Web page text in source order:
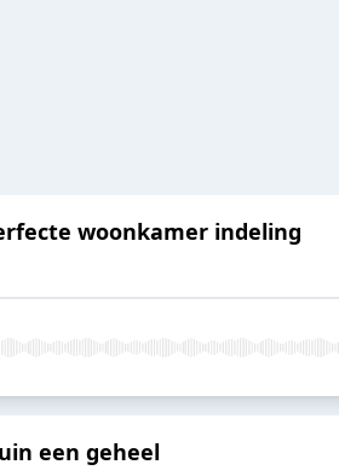
woonkamer indeling
een geheel